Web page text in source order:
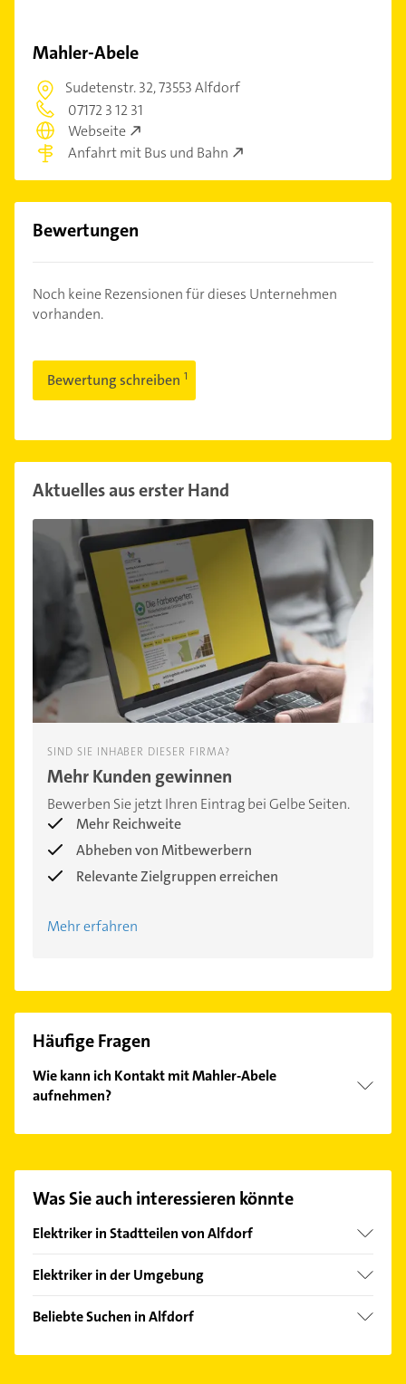
Mahler-Abele
Sudetenstr. 32,73553 Alfdorf
07172 3 12 31
Webseite
Anfahrt mit Bus und Bahn
Bewertungen
Noch keine Rezensionen für dieses Unternehmen
vorhanden.
Bewertung schreiben
Aktuelles aus erster Hand
SIND SIE INHABER DIESER FIRMA?
Mehr Kunden gewinnen
Bewerben Sie jetzt Ihren Eintrag bei Gelbe Seiten.
Mehr Reichweite
Abheben von Mitbewerbern
Relevante Zielgruppen erreichen
Mehr erfahren
Häufige Fragen
Wie kann ich Kontakt mit Mahler-Abele
aufnehmen?
finden Sie alleKontaktdaten.
Was Sie auch interessieren könnte
Elektriker in Stadtteilen von Alfdorf
Haselbach
Elektriker in der Umgebung
Welzheim
Gschwend bei Gaildorf
Beliebte Suchen in Alfdorf